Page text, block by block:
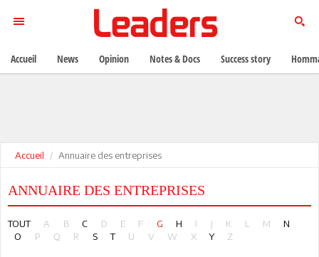
Accueil Annuaire des entreprises
ANNUAIRE DES ENTREPRISES
TOUT A B C D E F G H I J K L M
N
O
P Q R S T U V W X Y Z
Accueil News Opinion Notes & Docs Success story